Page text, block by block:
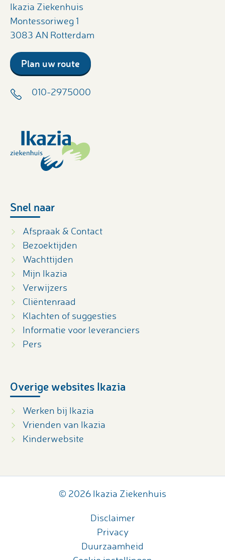
Ikazia Ziekenhuis
Montessoriweg 1
3083 AN Rotterdam
Plan uw route
010-2975000
Snel naar
Afspraak & Contact
Bezoektijden
Wachttijden
Mijn Ikazia
Verwijzers
Cliëntenraad
Klachten of suggesties
Informatie voor leveranciers
Pers
Overige websites Ikazia
Werken bij Ikazia
Vrienden van Ikazia
Kinderwebsite
© 2026 Ikazia Ziekenhuis
Disclaimer
Privacy
Duurzaamheid